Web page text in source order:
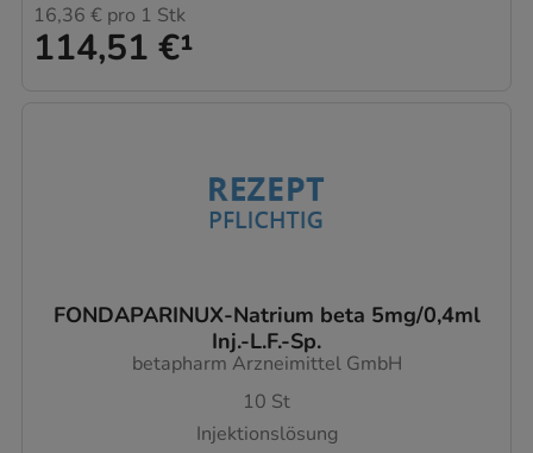
114,51 €¹
16,36 € pro 1 Stk
FONDAPARINUX-Natrium beta 5mg/0,4ml
Inj.-L.F.-Sp.
betapharm Arzneimittel GmbH
10 St
Injektionslösung